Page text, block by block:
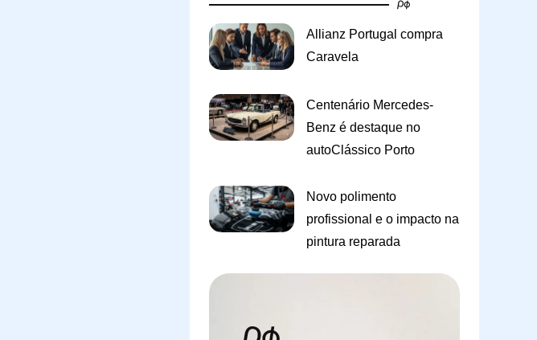
Allianz Portugal compra
Caravela
Centenário Mercedes-
Benz é destaque no
autoClássico Porto
Novo polimento
profissional e o impacto na
pintura reparada